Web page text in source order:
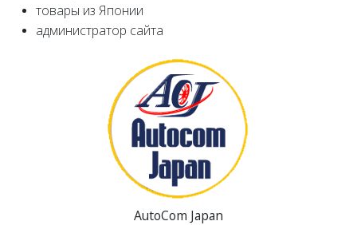
товары из Японии
администратор сайта
AutoCom Japan